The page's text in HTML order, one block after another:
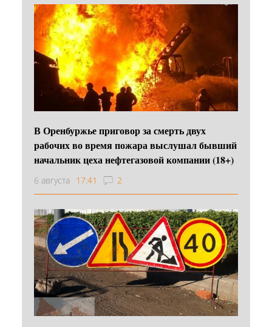
В Оренбуржье приговор за смерть двух
рабочих во время пожара выслушал бывший
начальник цеха нефтегазовой компании (18+)
6 августа 17:41 2